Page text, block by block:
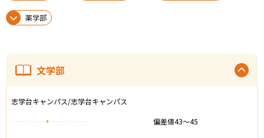
薬学部
文学部
志学台キャンパス/志学台キャンパス
偏差値43〜45